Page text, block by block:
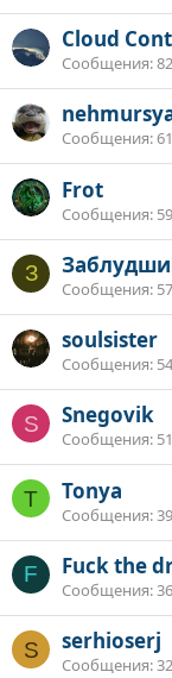
Cloud
Сообщения
Сообщения
Frot
Сообщения
З
Сообщения
soulsister
Сообщения
S Snegovik
Сообщения
T Tonya
Сообщения
F Fuck the
Сообщения
S serhioserj
Сообщения